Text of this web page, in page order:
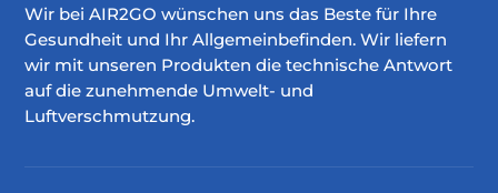
Wir bei AIR2GO wünschen uns das Beste für Ihre
Gesundheit und Ihr Allgemeinbefinden. Wir liefern
wir mit unseren Produkten die technische Antwort
auf die zunehmende Umwelt- und
Luftverschmutzung.